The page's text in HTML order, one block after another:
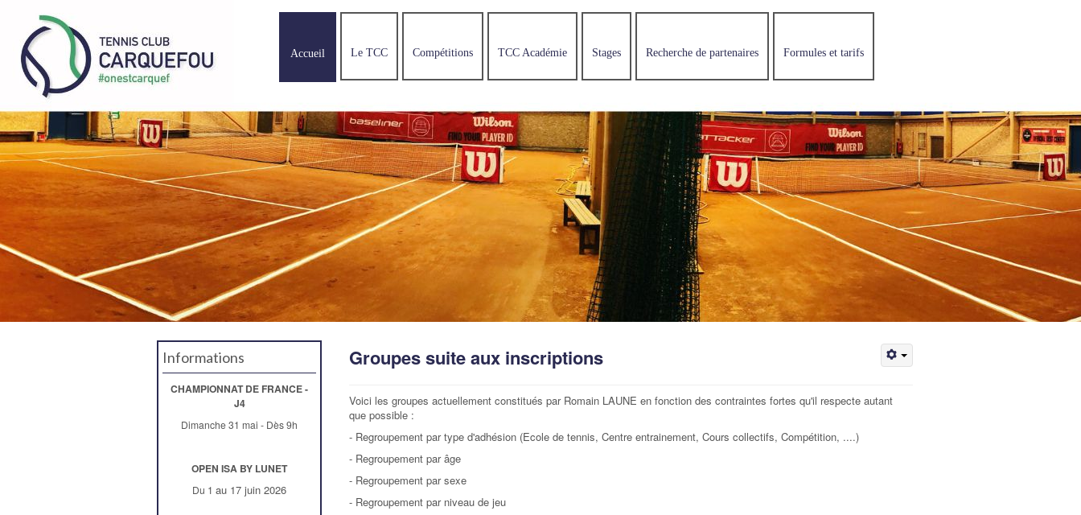
Accueil Le TCC Compétitions TCC Académie Stages Recherche de partenaires Formules et tarifs
Informations
CHAMPIONNAT DE FRANCE -
J4
Dimanche 31 mai - Dès 9h
OPEN ISA BY LUNET
Du 1 au 17 juin 2026
Groupes suite aux inscriptions
Voici les groupes actuellement constitués par Romain LAUNE en fonction des contraintes fortes qu'il respecte autant
que possible :
- Regroupement par type d'adhésion (Ecole de tennis, Centre entrainement, Cours collectifs, Compétition, ....)
- Regroupement par âge
- Regroupement par sexe
- Regroupement par niveau de jeu